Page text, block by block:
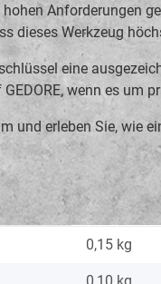
Anforderungen
dieses Werkzeug
eine
wenn es um
und erleben Sie,
0,15 kg